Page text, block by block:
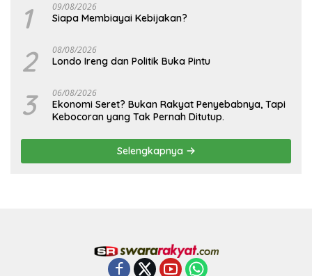
1 09/08/2026
Siapa Membiayai Kebijakan?
2 08/08/2026
Londo Ireng dan Politik Buka Pintu
3 06/08/2026
Ekonomi Seret? Bukan Rakyat Penyebabnya, Tapi
Kebocoran yang Tak Pernah Ditutup.
Selengkapnya